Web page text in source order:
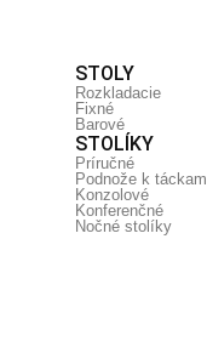
STOLY
Rozkladacie
Fixné
Barové
STOLÍKY
Príručné
Podnože k táckam
Konzolové
Konferenčné
Nočné stolíky